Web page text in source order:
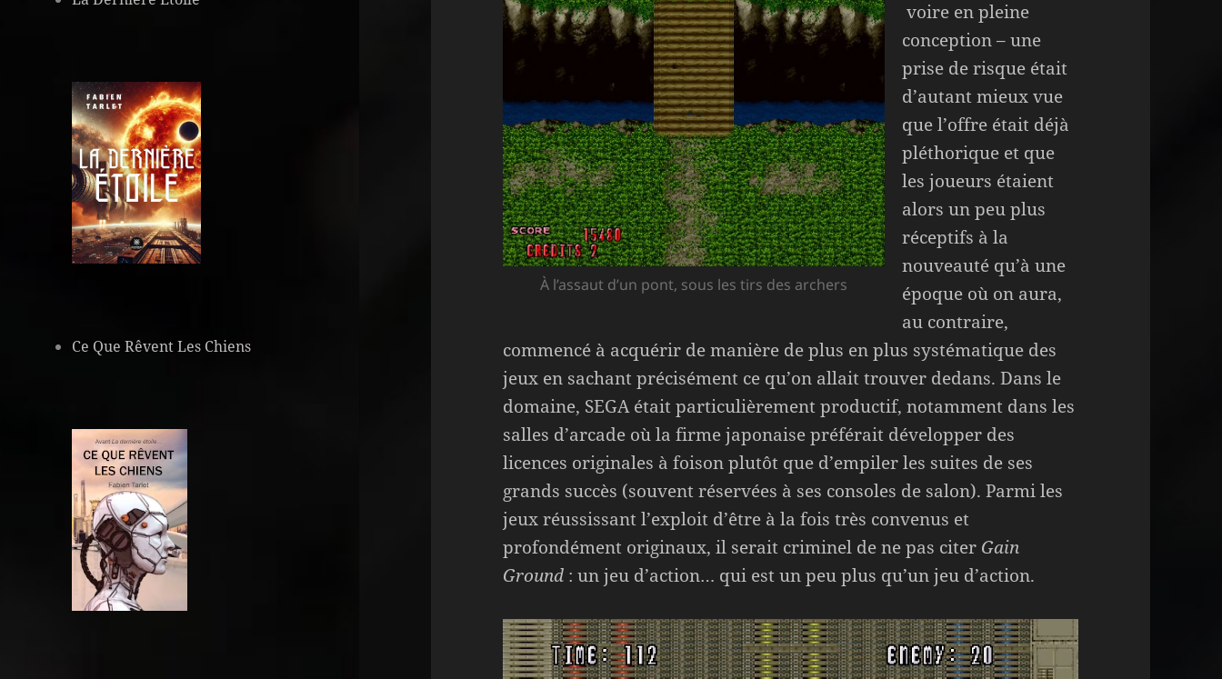
Ce Que Rêvent Les Chiens
À l’assaut d’un pont, sous les tirs des archers
voire en pleine
conception – une
prise de risque était
d’autant mieux vue
que l’offre était déjà
pléthorique et que
les joueurs étaient
alors un peu plus
réceptifs à la
nouveauté qu’à une
époque où on aura,
au contraire,
commencé à acquérir de manière de plus en plus systématique des
jeux en sachant précisément ce qu’on allait trouver dedans. Dans le
domaine, SEGA était particulièrement productif, notamment dans les
salles d’arcade où la firme japonaise préférait développer des
licences originales à foison plutôt que d’empiler les suites de ses
grands succès (souvent réservées à ses consoles de salon). Parmi les
jeux réussissant l’exploit d’être à la fois très convenus et
profondément originaux, il serait criminel de ne pas citer Gain
Ground : un jeu d’action… qui est un peu plus qu’un jeu d’action.